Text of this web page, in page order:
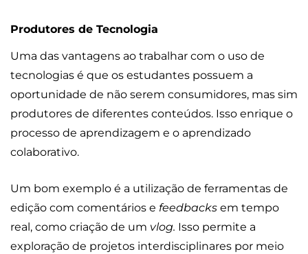
Produtores de Tecnologia
Uma das vantagens ao trabalhar com o uso de
tecnologias é que os estudantes possuem a
oportunidade de não serem consumidores, mas sim
produtores de diferentes conteúdos. Isso enrique o
processo de aprendizagem e o aprendizado
colaborativo.
Um bom exemplo é a utilização de ferramentas de
edição com comentários e feedbacks em tempo
real, como criação de um vlog. Isso permite a
exploração de projetos interdisciplinares por meio